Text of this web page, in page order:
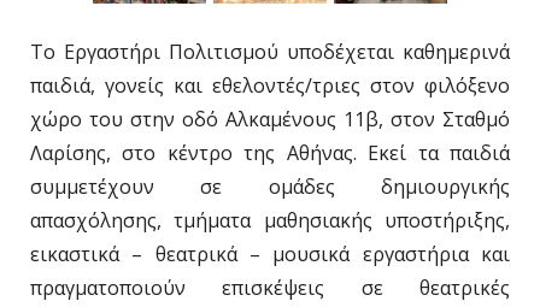
Το Εργαστήρι Πολιτισμού υποδέχεται καθημερινά
παιδιά, γονείς και εθελοντές/τριες στον φιλόξενο
χώρο του στην οδό Αλκαμένους 11β, στον Σταθμό
Λαρίσης, στο κέντρο της Αθήνας. Εκεί τα παιδιά
συμμετέχουν σε ομάδες δημιουργικής
απασχόλησης, τμήματα μαθησιακής υποστήριξης,
εικαστικά – θεατρικά – μουσικά εργαστήρια και
πραγματοποιούν επισκέψεις σε θεατρικές